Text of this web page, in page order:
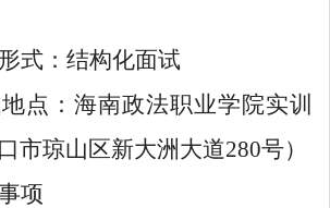
形式： 结构化面试
点： 海南政法职业学院实训
市琼山区新大洲大道280号）
项